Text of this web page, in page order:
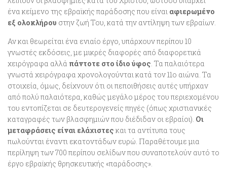
ένα κείμενο της εβραϊκής παράδοσης που είναι αφιερωμένο
εξ ολοκλήρου στην ζωή Του, κατά την αντίληψη των εβραίων.
Αν και θεωρείται ένα ενιαίο έργο, υπάρχουν περίπου 10
γνωστές εκδόσεις, με μικρές διαφορές από διαφορετικά
χειρόγραφα αλλά πάντοτε στο ίδιο ύφος . Τα παλαιότερα
γνωστά χειρόγραφα χρονολογούνται κατά τον 11ο αιώνα. Τα
στοιχεία, όμως, δείχνουν ότι οι πεποιθήσεις αυτές υπήρχαν
από πολύ παλαιότερα, καθώς μεγάλο μέρος του περιεχομένου
του εντοπίζεται σε δευτερογενείς πηγές (όπως χριστιανικές
καταγραφές των βλασφημιών που διέδιδαν οι εβραίοι). Οι
μεταφράσεις είναι ελάχιστες και τα αντίτυπα τους
πωλούνται έναντι εκατοντάδων ευρώ. Παραθέτουμε μια
περίληψη των 700 περίπου σελίδων που συναποτελούν αυτό το
έργο εβραϊκής θρησκευτικής «παράδοσης».